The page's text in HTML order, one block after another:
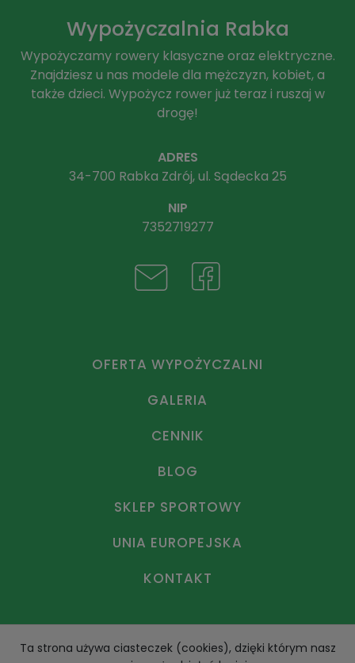
Wypożyczalnia Rabka
Wypożyczamy rowery klasyczne oraz elektryczne.
Znajdziesz u nas modele dla mężczyzn, kobiet, a
także dzieci. Wypożycz rower już teraz i ruszaj w
drogę!
ADRES
34-700 Rabka Zdrój, ul. Sądecka 25
NIP
7352719277
OFERTA WYPOŻYCZALNI
GALERIA
CENNIK
BLOG
SKLEP SPORTOWY
UNIA EUROPEJSKA
KONTAKT
Ta strona używa ciasteczek (cookies), dzięki którym nasz